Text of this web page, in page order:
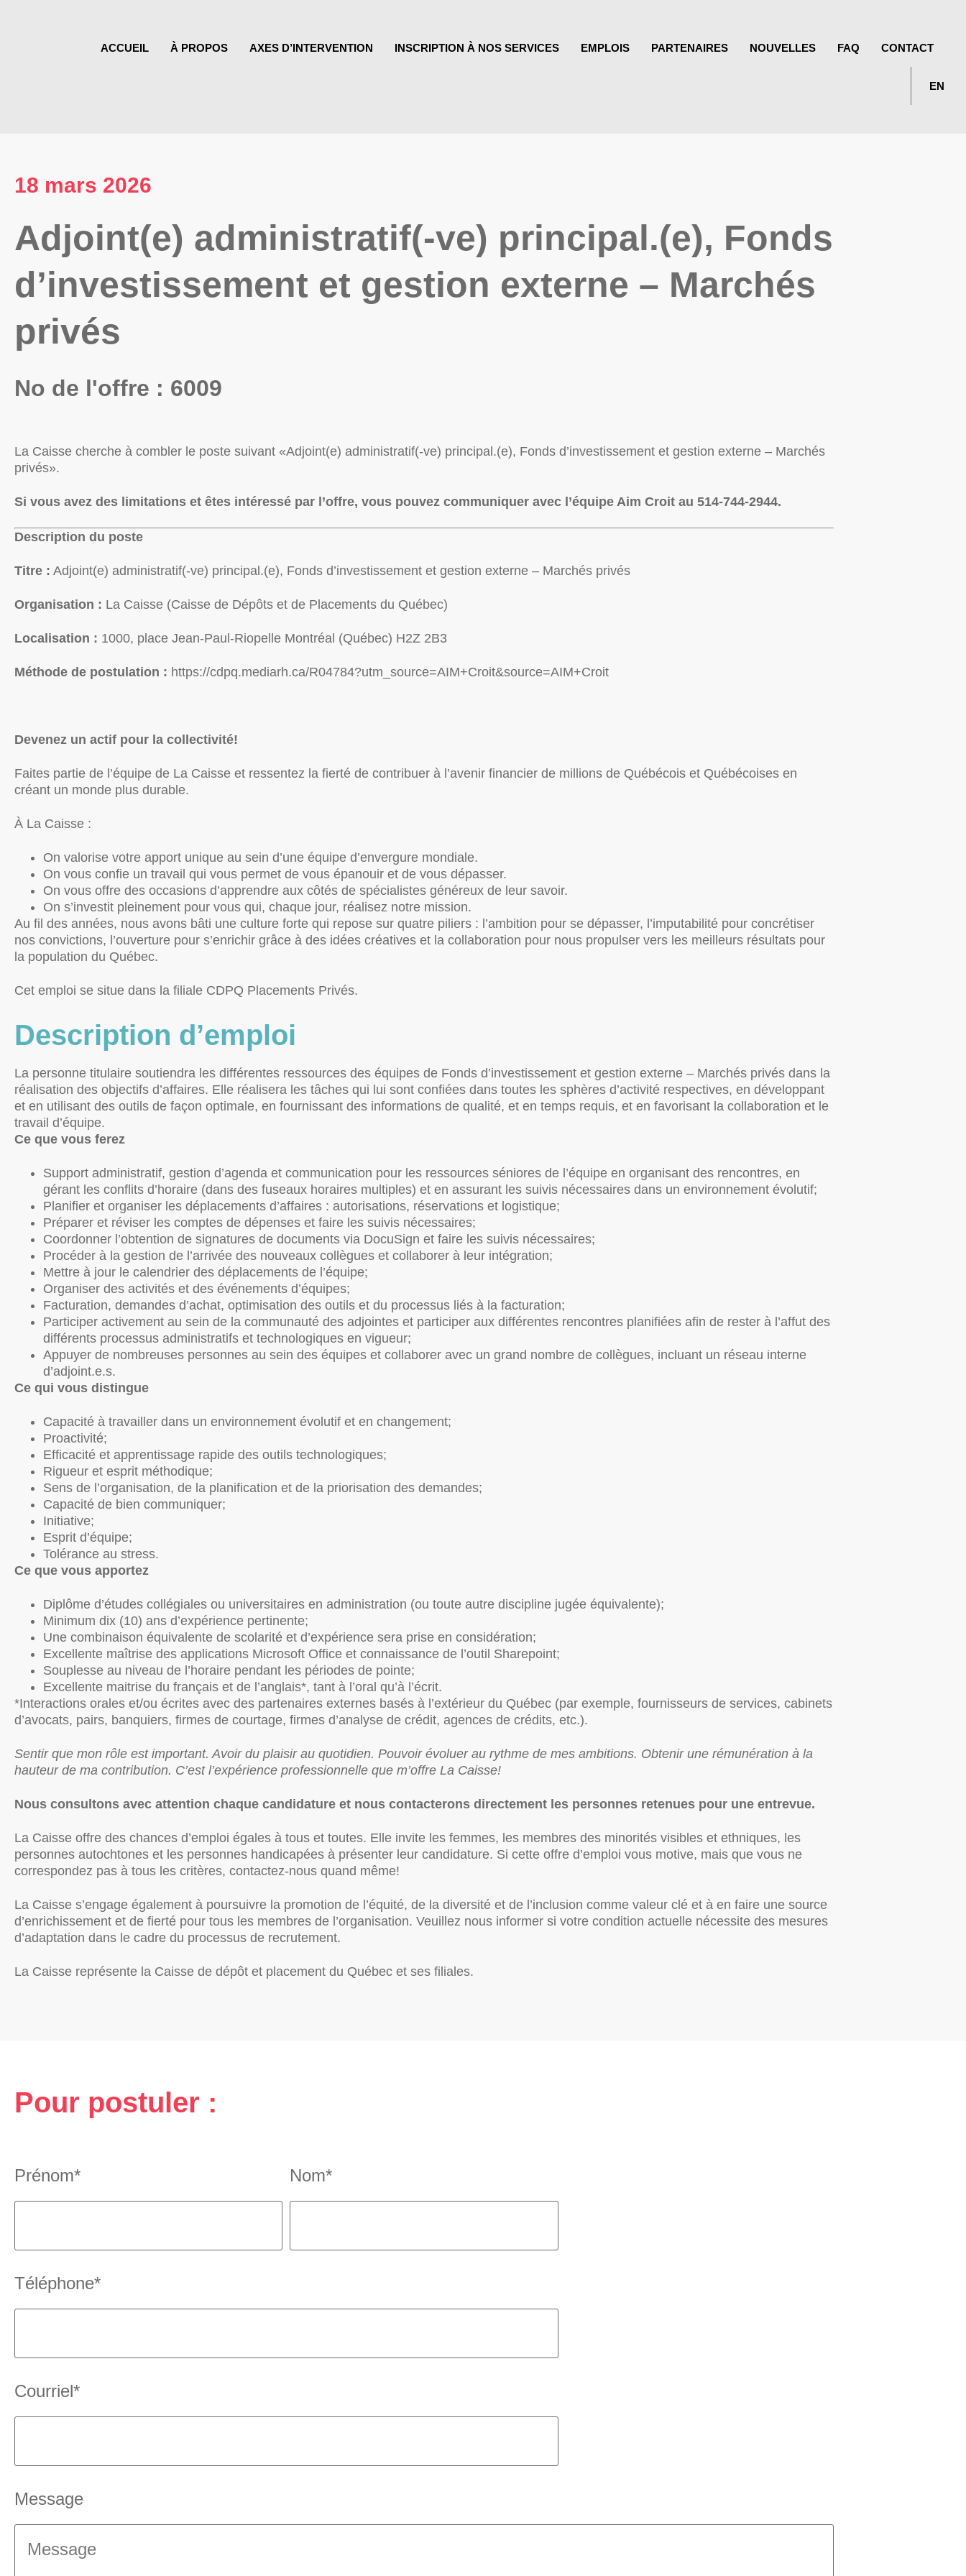
ACCUEIL À PROPOS AXES D’INTERVENTION INSCRIPTION À NOS SERVICES EMPLOIS PARTENAIRES NOUVELLES FAQ CONTACT
EN
18 mars 2026
Adjoint(e) administratif(-ve) principal.(e), Fonds
d’investissement et gestion externe – Marchés
privés
No de l'offre : 6009
La Caisse cherche à combler le poste suivant «Adjoint(e) administratif(-ve) principal.(e), Fonds d’investissement et gestion externe – Marchés
privés».
Si vous avez des limitations et êtes intéressé par l’offre, vous pouvez communiquer avec l’équipe Aim Croit au 514-744-2944.
Description du poste
Titre : Adjoint(e) administratif(-ve) principal.(e), Fonds d’investissement et gestion externe – Marchés privés
Organisation : La Caisse (Caisse de Dépôts et de Placements du Québec)
Localisation : 1000, place Jean-Paul-Riopelle Montréal (Québec) H2Z 2B3
Méthode de postulation : https://cdpq.mediarh.ca/R04784?utm_source=AIM+Croit&source=AIM+Croit
Devenez un actif pour la collectivité!
Faites partie de l’équipe de La Caisse et ressentez la fierté de contribuer à l’avenir financier de millions de Québécois et Québécoises en
créant un monde plus durable.
À La Caisse :
On valorise votre apport unique au sein d’une équipe d’envergure mondiale.
On vous confie un travail qui vous permet de vous épanouir et de vous dépasser.
On vous offre des occasions d’apprendre aux côtés de spécialistes généreux de leur savoir.
On s’investit pleinement pour vous qui, chaque jour, réalisez notre mission.
Au fil des années, nous avons bâti une culture forte qui repose sur quatre piliers : l’ambition pour se dépasser, l’imputabilité pour concrétiser
nos convictions, l’ouverture pour s’enrichir grâce à des idées créatives et la collaboration pour nous propulser vers les meilleurs résultats pour
la population du Québec.
Cet emploi se situe dans la filiale CDPQ Placements Privés.
Description d’emploi
La personne titulaire soutiendra les différentes ressources des équipes de Fonds d’investissement et gestion externe – Marchés privés dans la
réalisation des objectifs d’affaires. Elle réalisera les tâches qui lui sont confiées dans toutes les sphères d’activité respectives, en développant
et en utilisant des outils de façon optimale, en fournissant des informations de qualité, et en temps requis, et en favorisant la collaboration et le
travail d’équipe.
Ce que vous ferez
Support administratif, gestion d’agenda et communication pour les ressources séniores de l’équipe en organisant des rencontres, en
gérant les conflits d’horaire (dans des fuseaux horaires multiples) et en assurant les suivis nécessaires dans un environnement évolutif;
Planifier et organiser les déplacements d’affaires : autorisations, réservations et logistique;
Préparer et réviser les comptes de dépenses et faire les suivis nécessaires;
Coordonner l’obtention de signatures de documents via DocuSign et faire les suivis nécessaires;
Procéder à la gestion de l’arrivée des nouveaux collègues et collaborer à leur intégration;
Mettre à jour le calendrier des déplacements de l’équipe;
Organiser des activités et des événements d’équipes;
Facturation, demandes d’achat, optimisation des outils et du processus liés à la facturation;
Participer activement au sein de la communauté des adjointes et participer aux différentes rencontres planifiées afin de rester à l’affut des
différents processus administratifs et technologiques en vigueur;
Appuyer de nombreuses personnes au sein des équipes et collaborer avec un grand nombre de collègues, incluant un réseau interne
d’adjoint.e.s.
Ce qui vous distingue
Capacité à travailler dans un environnement évolutif et en changement;
Proactivité;
Efficacité et apprentissage rapide des outils technologiques;
Rigueur et esprit méthodique;
Sens de l’organisation, de la planification et de la priorisation des demandes;
Capacité de bien communiquer;
Initiative;
Esprit d’équipe;
Tolérance au stress.
Ce que vous apportez
Diplôme d’études collégiales ou universitaires en administration (ou toute autre discipline jugée équivalente);
Minimum dix (10) ans d’expérience pertinente;
Une combinaison équivalente de scolarité et d’expérience sera prise en considération;
Excellente maîtrise des applications Microsoft Office et connaissance de l’outil Sharepoint;
Souplesse au niveau de l’horaire pendant les périodes de pointe;
Excellente maitrise du français et de l’anglais*, tant à l’oral qu’à l’écrit.
*Interactions orales et/ou écrites avec des partenaires externes basés à l’extérieur du Québec (par exemple, fournisseurs de services, cabinets
d’avocats, pairs, banquiers, firmes de courtage, firmes d’analyse de crédit, agences de crédits, etc.).
Sentir que mon rôle est important. Avoir du plaisir au quotidien. Pouvoir évoluer au rythme de mes ambitions. Obtenir une rémunération à la
hauteur de ma contribution. C’est l’expérience professionnelle que m’offre La Caisse!
Nous consultons avec attention chaque candidature et nous contacterons directement les personnes retenues pour une entrevue.
La Caisse offre des chances d’emploi égales à tous et toutes. Elle invite les femmes, les membres des minorités visibles et ethniques, les
personnes autochtones et les personnes handicapées à présenter leur candidature. Si cette offre d’emploi vous motive, mais que vous ne
correspondez pas à tous les critères, contactez-nous quand même!
La Caisse s’engage également à poursuivre la promotion de l’équité, de la diversité et de l’inclusion comme valeur clé et à en faire une source
d’enrichissement et de fierté pour tous les membres de l’organisation. Veuillez nous informer si votre condition actuelle nécessite des mesures
d’adaptation dans le cadre du processus de recrutement.
La Caisse représente la Caisse de dépôt et placement du Québec et ses filiales.
Pour postuler :
Prénom* Nom*
Téléphone*
Courriel*
Message